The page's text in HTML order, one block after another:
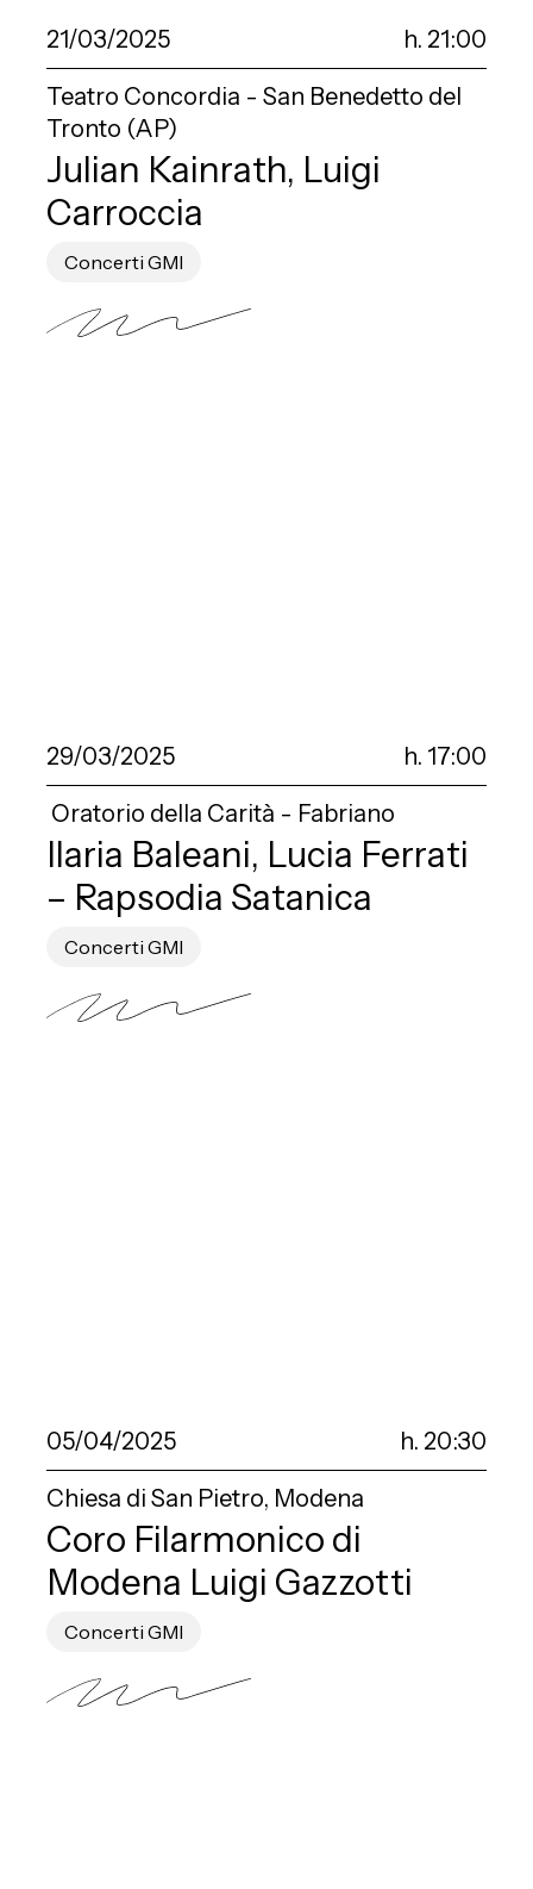
21/03/2025
h. 21:00
Teatro Concordia - San Benedetto del
Tronto (AP)
Julian Kainrath, Luigi
Carroccia
Concerti GMI
29/03/2025
h. 17:00
Oratorio della Carità - Fabriano
Ilaria Baleani, Lucia Ferrati
– Rapsodia Satanica
Concerti GMI
05/04/2025
h. 20:30
Chiesa di San Pietro, Modena
Coro Filarmonico di
Modena Luigi Gazzotti
Concerti GMI